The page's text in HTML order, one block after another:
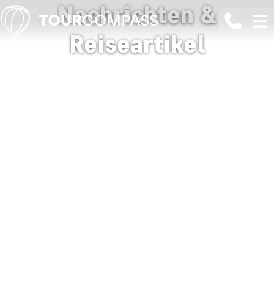
Nachrichten &
Reiseartikel